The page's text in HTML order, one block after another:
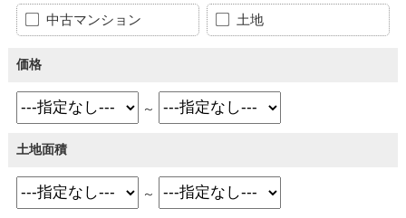
中古マンション 土地
価格
～
土地面積
～